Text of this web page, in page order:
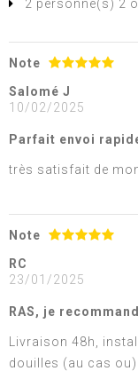
2 personne(s) 2
Note
Salomé J
10/02/2025
Parfait envoi
très satisfait de
Note
RC
23/01/2025
RAS, je
Livraison 48h,
douilles (au cas ou)